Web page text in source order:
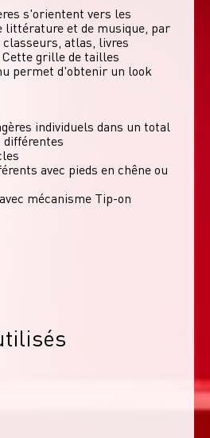
s'orientent vers les
littérature et de musique, par
classeurs, atlas, livres
grille de tailles
permet d'obtenir un look
individuels dans un total
différentes
avec pieds en chêne ou
mécanisme Tip-on